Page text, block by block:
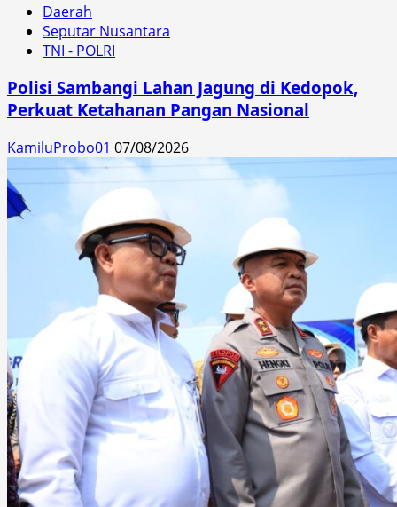
Daerah
Seputar Nusantara
TNI - POLRI
Polisi Sambangi Lahan Jagung di Kedopok,
Perkuat Ketahanan Pangan Nasional
KamiluProbo01 07/08/2026